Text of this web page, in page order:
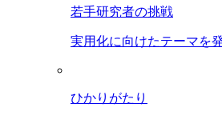
若手研究者の挑戦
実用化に向けたテーマを
ひかりがたり